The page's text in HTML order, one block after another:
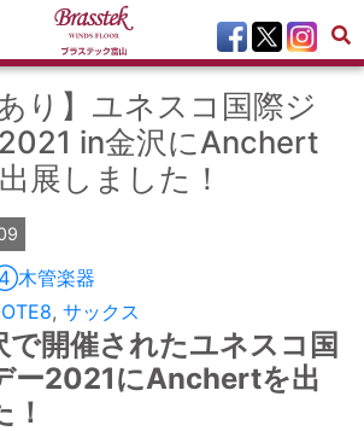
り】ユネスコ国際ジ
in金沢にAnchert
展しました！
木管楽器
, サックス
で開催されたユネスコ国
ー2021にAnchertを出